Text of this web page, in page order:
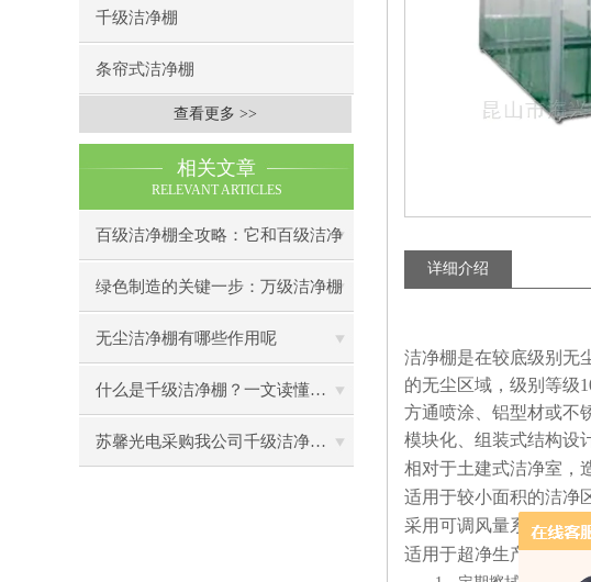
千级洁净棚
条帘式洁净棚
查看更多 >>
相关文章
RELEVANT ARTICLES
百级洁净棚全攻略：它和百级洁净
室到底有什么区别？
绿色制造的关键一步：万级洁净棚
助力环保型半导体产业发展
无尘洁净棚有哪些作用呢
什么是千级洁净棚？一文读懂其结构特点与局部净化优势
苏馨光电采购我公司千级洁净棚普通工作台一批（7月07日）已顺利交货
详细介绍
洁净棚是在较底级别无
的无尘区域，级别等级
方通喷涂、铝型材或不
模块化、组装式结构设
相对于土建式洁净室，
适用于较小面积的洁净
采用可调风量系统，保
适用于超净生产线，多